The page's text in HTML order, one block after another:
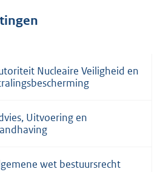
M
b
Nucleaire Veiligheid en
Uitvoering en
wet bestuursrecht